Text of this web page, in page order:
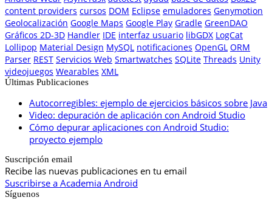
content providers cursos DOM Eclipse emuladores Genymotion
Geolocalización Google Maps Google Play Gradle GreenDAO
Gráficos 2D-3D Handler IDE interfaz usuario libGDX LogCat
Lollipop Material Design MySQL notificaciones OpenGL ORM
Parser REST Servicios Web Smartwatches SQLite Threads Unity
videojuegos Wearables XML
Últimas Publicaciones
Autocorregibles: ejemplo de ejercicios básicos sobre Java
Video: depuración de aplicación con Android Studio
Cómo depurar aplicaciones con Android Studio:
proyecto ejemplo
Suscripción email
Recibe las nuevas publicaciones en tu email
Suscribirse a Academia Android
Síguenos